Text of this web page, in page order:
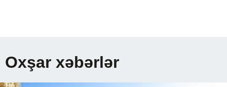
Oxşar xəbərlər